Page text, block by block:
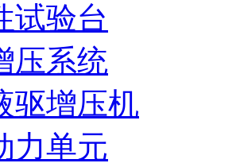
试验台
压系统
驱增压机
力单元